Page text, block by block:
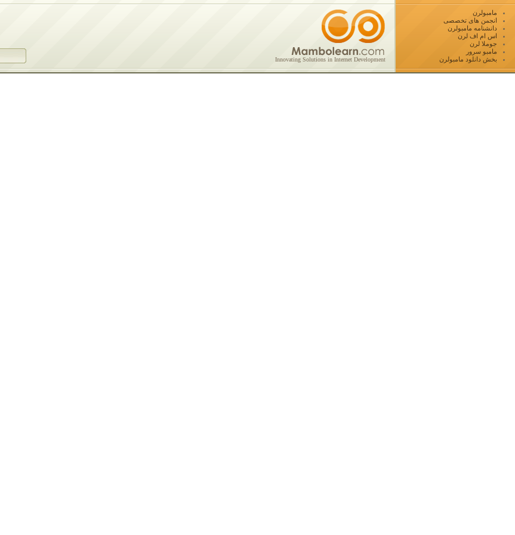
مامبولرن
انجمن های تخصصی
دانشنامه مامبولرن
اس ام اف لرن
جوملا لرن
مامبو سرور
بخش دانلود مامبولرن
Innovating Solutions in Internet Development